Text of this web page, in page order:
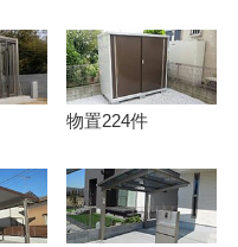
物置224件